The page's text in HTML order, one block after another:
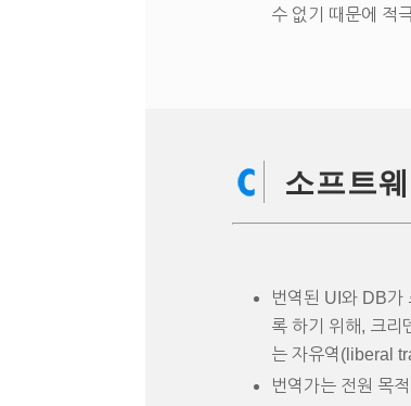
수 없기 때문에 적
소프트
번역된 UI와 DB가
록 하기 위해, 크리
는 자유역(liberal
번역가는 전원 목